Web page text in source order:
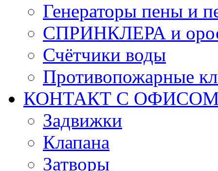
Генераторы пены и
СПРИНКЛЕРА и
Счётчики воды
Противопожарные
КОНТАКТ С ОФИСОМ
Задвижки
Клапана
Затворы